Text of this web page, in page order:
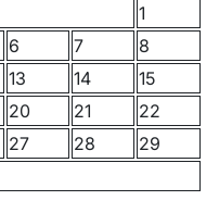
1
6 7
8
13 14
15
20 21
22
27 28
29